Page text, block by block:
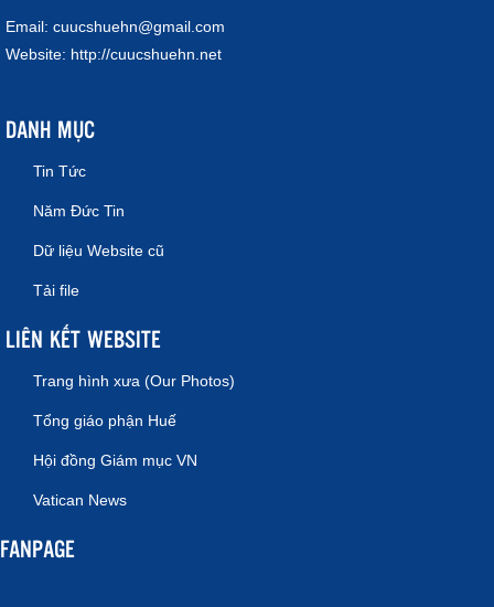
Email: cuucshuehn@gmail.com
Website: http://cuucshuehn.net
DANH MỤC
Tin Tức
Năm Đức Tin
Dữ liệu Website cũ
Tải file
LIÊN KẾT WEBSITE
Trang hình xưa (Our Photos)
Tổng giáo phận Huế
Hội đồng Giám mục VN
Vatican News
FANPAGE